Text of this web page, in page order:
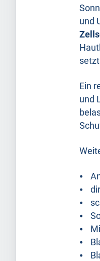
und
Ein
und
⦁
⦁
⦁
⦁
⦁
⦁
⦁